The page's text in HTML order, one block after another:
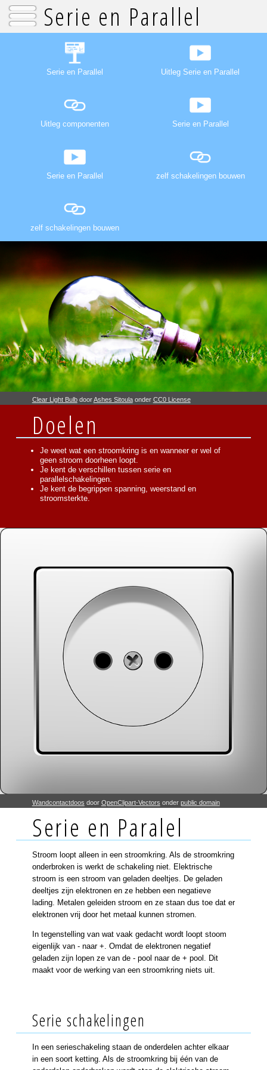
Serie en Parallel
Serie en Parallel Uitleg Serie en Parallel
Uitleg componenten Serie en Parallel
Serie en Parallel zelf schakelingen bouwen
zelf schakelingen bouwen
Clear Light BulbdoorAshes Sitoulaonder CC0 License
Doelen
Je weet wat een stroomkring is en wanneer er wel of
geen stroom doorheen loopt.
Je kent de verschillen tussen serie en
parallelschakelingen.
Je kent de begrippen spanning, weerstand en
stroomsterkte.
Wandcontactdoos door OpenClipart-Vectors onder public domain
Serie en Paralel
Stroom loopt alleen in een stroomkring. Als de stroomkring
onderbroken is werkt de schakeling niet. Elektrische
stroom is een stroom van geladen deeltjes. De geladen
deeltjes zijn elektronen en ze hebben een negatieve
lading. Metalen geleiden stroom en ze staan dus toe dat er
elektronen vrij door het metaal kunnen stromen.
In tegenstelling van wat vaak gedacht wordt loopt stoom
eigenlijk van - naar +. Omdat de elektronen negatief
geladen zijn lopen ze van de - pool naar de + pool. Dit
maakt voor de werking van een stroomkring niets uit.
Serie schakelingen
In een serieschakeling staan de onderdelen achter elkaar
in een soort ketting. Als de stroomkring bij één van de